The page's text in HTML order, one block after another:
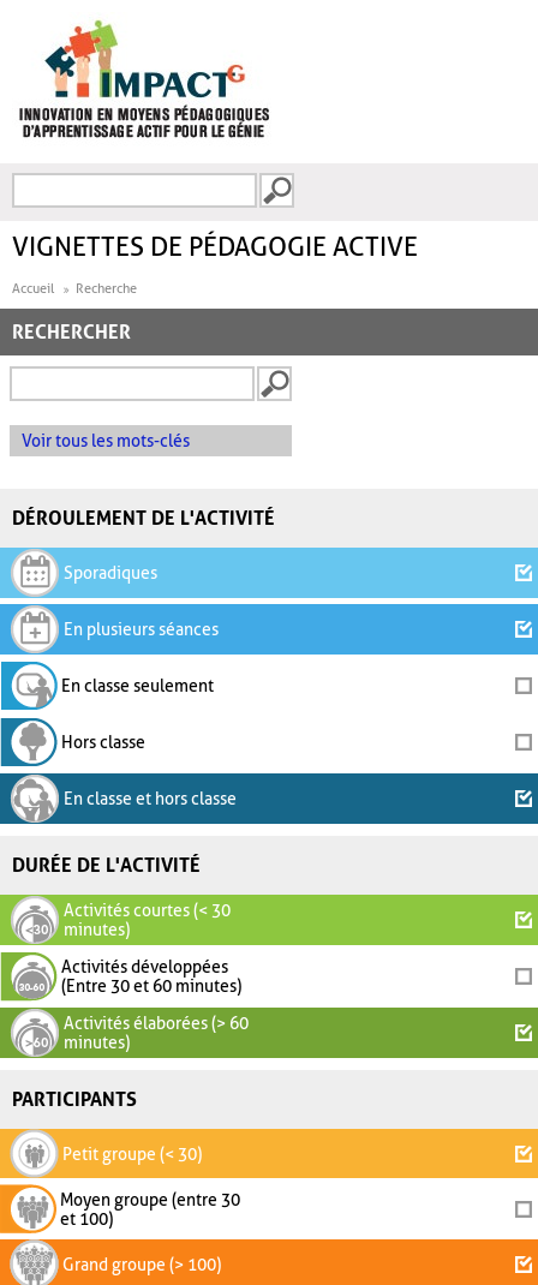
FORMULAIRE DE
VIGNETTES DE PÉDAGOGIE ACTIVE
Accueil Recherche
RECHERCHER
Voir tous les mots-clés
DÉROULEMENT DE L'ACTIVITÉ
Sporadiques
En plusieurs séances
En classe seulement
Hors classe
En classe et hors classe
DURÉE DE L'ACTIVITÉ
Activités courtes (< 30
minutes)
Activités développées
(Entre 30 et 60 minutes)
Activités élaborées (> 60
minutes)
PARTICIPANTS
Petit groupe (< 30)
Moyen groupe (entre 30
et 100)
Grand groupe (> 100)